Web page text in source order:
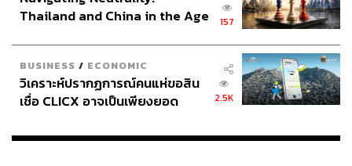
Thailand and China in the Age
157
BUSINESS / ECONOMIC
วิเคราะห์ปรากฏการณ์คนแห่ขอสิน
เชื่อ CLICX อาจเป็นเพียงยอด
เรือนไทยที่ถูกซุกไว้
2.5K